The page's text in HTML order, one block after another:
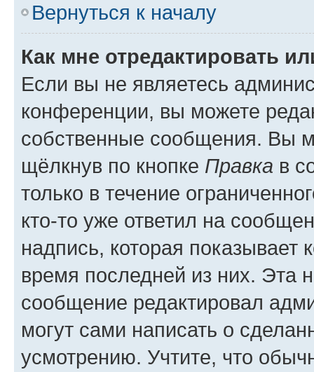
Вернуться к началу
Как мне отредактировать
Если вы не являетесь
конференции, вы можете
собственные сообщения. Вы
щёлкнув по кнопке Правка в
только в течение
кто-то уже ответил на
надпись, которая показывает
время последней из них. Эта
сообщение редактировал
могут сами написать о
усмотрению. Учтите, что